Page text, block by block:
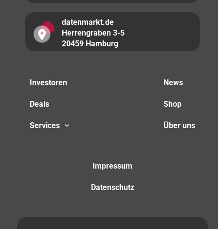
datenmarkt.de
Herrengraben 3-5
20459 Hamburg
Investoren
Deals
Services
News
Shop
Über uns
Impressum
Datenschutz